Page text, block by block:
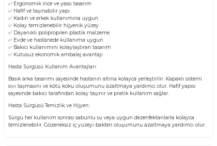
✅ Ergonomik ince ve yassı tasarım
✅ Hafif ve taşınabilir yapı
✅ Kadın ve erkek kullanımına uygun
✅ Kolay temizlenebilir hijyenik yüzey
✅ Dayanıklı polipropilen plastik malzeme
✅ Evde ve hastanede kullanıma uygun
✅ Bakıcı kullanımını kolaylaştıran tasarım
✅ Kutusuz ekonomik ambalaj avantajı
Hasta Sürgüsü Kullanım Avantajları:
Basık arka tasarımı sayesinde hastanın altına kolayca yerleştirilir. Kapaklı sistemi
sıvı taşmasını ve kötü koku oluşumunu azaltmaya yardımcı olur. Hafif yapısı
sayesinde bakıcı tarafından kolay taşınır ve pratik kullanım sağlar.
Hasta Sürgüsü Temizlik ve Hijyen:
Sürgü her kullanım sonrası sabunlu su veya uygun dezenfektanlarla kolayca
temizlenebilir. Gözeneksiz iç yüzeyi bakteri oluşumunu azaltmaya yardımcı olur.